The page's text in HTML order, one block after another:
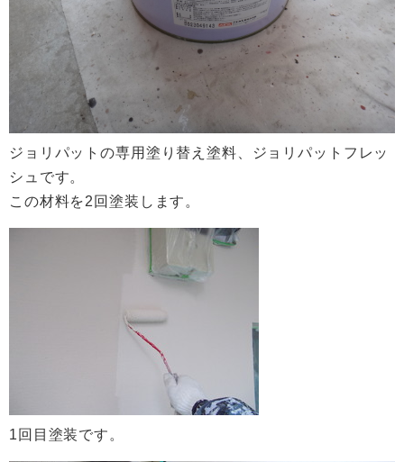
ジョリパットの専用塗り替え塗料、ジョリパットフレッ
シュです。
この材料を2回塗装します。
1回目塗装です。